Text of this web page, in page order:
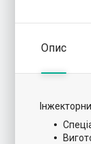
Опис